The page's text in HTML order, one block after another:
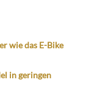
wie das E-Bike
in geringen